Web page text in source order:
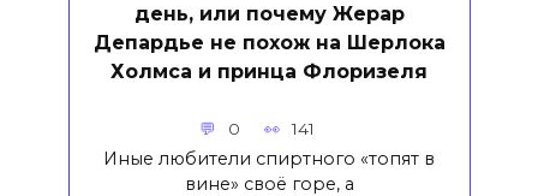
день, или почему Жерар
Депардье не похож на Шерлока
Холмса и принца Флоризеля
0 141
Иные любители спиртного «топят в
вине» своё горе, а